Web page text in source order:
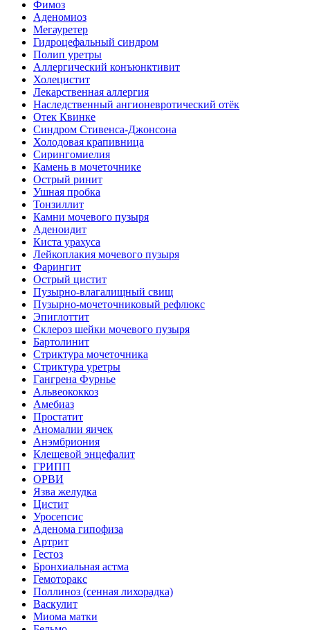
Фимоз
Аденомиоз
Мегауретер
Гидроцефальный синдром
Полип уретры
Аллергический конъюнктивит
Холецистит
Лекарственная аллергия
Наследственный ангионевротический отёк
Отек Квинке
Синдром Стивенса-Джонсона
Холодовая крапивница
Сирингомиелия
Камень в мочеточнике
Острый ринит
Ушная пробка
Тонзиллит
Камни мочевого пузыря
Аденоидит
Киста урахуса
Лейкоплакия мочевого пузыря
Фарингит
Острый цистит
Пузырно-влагалищный свищ
Пузырно-мочеточниковый рефлюкс
Эпиглоттит
Склероз шейки мочевого пузыря
Бартолинит
Стриктура мочеточника
Стриктура уретры
Гангрена Фурнье
Альвеококкоз
Амебиаз
Простатит
Аномалии яичек
Анэмбриония
Клещевой энцефалит
ГРИПП
ОРВИ
Язва желудка
Цистит
Уросепсис
Аденома гипофиза
Артрит
Гестоз
Бронхиальная астма
Гемоторакс
Поллиноз (сенная лихорадка)
Васкулит
Миома матки